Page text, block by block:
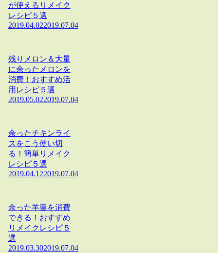
が使えるリメイク
レシピ５選
2019.04.022019.07.04
残りメロン＆大量
に余ったメロンを
消費！おすすめ活
用レシピ５選
2019.05.022019.07.04
余ったチキンライ
スをこう使い切
る！簡単リメイク
レシピ５選
2019.04.122019.07.04
余った羊羹を消費
できる！おすすめ
リメイクレシピ５
選
2019.03.302019.07.04